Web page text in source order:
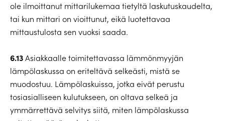
ole ilmoittanut mittarilukemaa tietyltä laskutuskaudelta,
tai kun mittari on vioittunut, eikä luotettavaa
mittaustulosta sen vuoksi saada.
6.13Asiakkaalle toimitettavassa lämmönmyyjän
lämpölaskussa on eriteltävä selkeästi, mistä se
muodostuu. Lämpölaskuissa, jotka eivät perustu
tosiasialliseen kulutukseen, on oltava selkeä ja
ymmärrettävä selvitys siitä, miten lämpölaskussa